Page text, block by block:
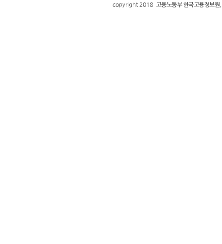
copyright 2018 고용노동부 한국고용정보원.